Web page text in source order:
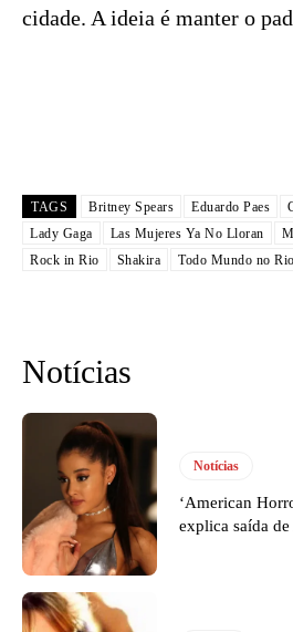
cidade. A ideia é manter o
TAGS Britney Spears Eduardo Paes
Lady Gaga
Las Mujeres Ya No Lloran
Rock in Rio
Shakira Todo Mundo no Rio
Notícias
Notícias
‘American
explica saída